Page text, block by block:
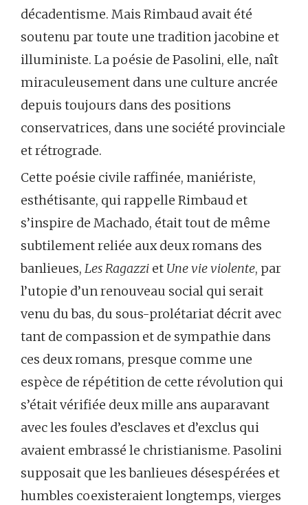
décadentisme. Mais Rimbaud avait été
soutenu par toute une tradition jacobine et
illuministe. La poésie de Pasolini, elle, naît
miraculeusement dans une culture ancrée
depuis toujours dans des positions
conservatrices, dans une société provinciale
et rétrograde.
Cette poésie civile raffinée, maniériste,
esthétisante, qui rappelle Rimbaud et
s’inspire de Machado, était tout de même
subtilement reliée aux deux romans des
banlieues, Les Ragazzi et Une vie violente, par
l’utopie d’un renouveau social qui serait
venu du bas, du sous-prolétariat décrit avec
tant de compassion et de sympathie dans
ces deux romans, presque comme une
espèce de répétition de cette révolution qui
s’était vérifiée deux mille ans auparavant
avec les foules d’esclaves et d’exclus qui
avaient embrassé le christianisme. Pasolini
supposait que les banlieues désespérées et
humbles coexisteraient longtemps, vierges